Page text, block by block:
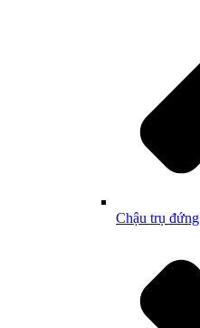
Chậu trụ đứng